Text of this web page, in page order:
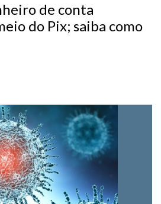
de conta
do Pix; saiba como